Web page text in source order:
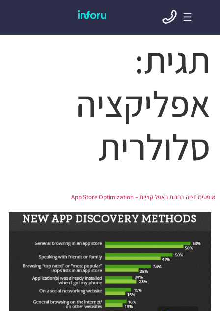
תגית:
אפליקציה
סלולרית
אופטימיזציה בחנות האפליקציות – App Store Optimization